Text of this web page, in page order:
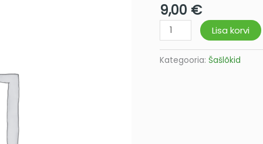
9,00 €
Lisa korvi
Kategooria: Šašlõkid